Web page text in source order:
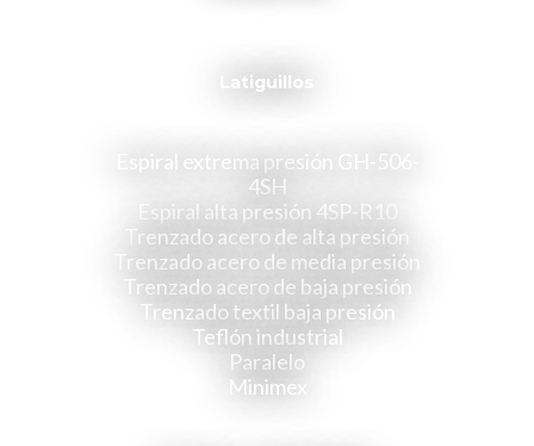
Latiguillos
Espiral extrema presión GH-506-
4SH
Espiral alta presión 4SP-R10
Trenzado acero de alta presión
Trenzado acero de media presión
Trenzado acero de baja presión
Trenzado textil baja presión
Teflón industrial
Paralelo
Minimex